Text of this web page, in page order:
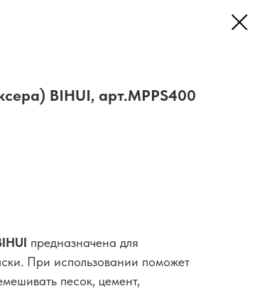
BIHUI, арт.MPPS400
предназначена для
При использовании поможет
песок, цемент,